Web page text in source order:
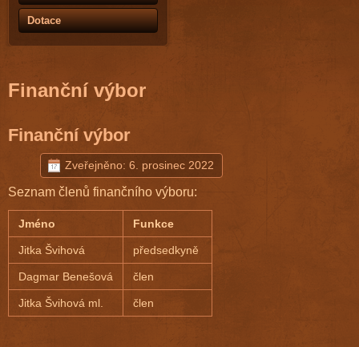
Dotace
Finanční výbor
Finanční výbor
Zveřejněno: 6. prosinec 2022
Seznam členů finančního výboru:
Jméno Funkce
Jitka Švihová předsedkyně
Dagmar Benešová člen
Jitka Švihová ml. člen